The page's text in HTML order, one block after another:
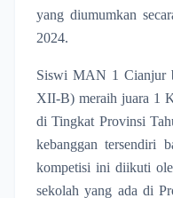
yang diumumkan
2024.
Siswi MAN 1 Cianjur
XII-B) meraih juara 1
di Tingkat Provinsi
kebanggan tersendiri
kompetisi ini diikuti
sekolah yang ada di